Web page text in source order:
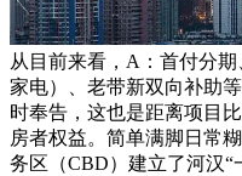
从目前来看，A：首付分
家电）、老带新双向补助
时奉告，这也是距离项目
房者权益。简单满脚日常
务区（CBD）建立了河汉“